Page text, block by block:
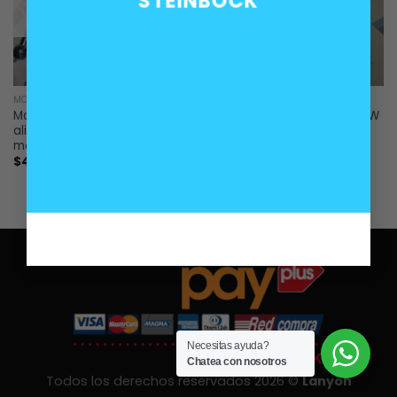
SIN EXISTENCIAS
MOTOR
Manguera aceite
alimentación vanos BMW
motores M52 M54
$40.000
Solenoide vanos motor BMW
Todos los derechos reservados 2026 ©Lanyon
Necesitas ayuda?
Chatea con nosotros